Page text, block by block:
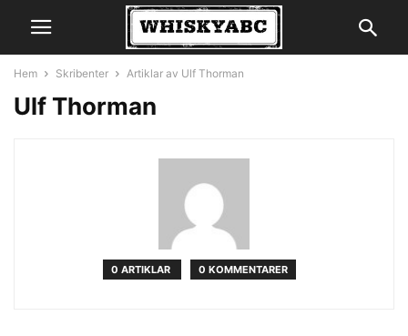
Hem Skribenter Artiklar av Ulf Thorman
Ulf Thorman
0 ARTIKLAR 0 KOMMENTARER